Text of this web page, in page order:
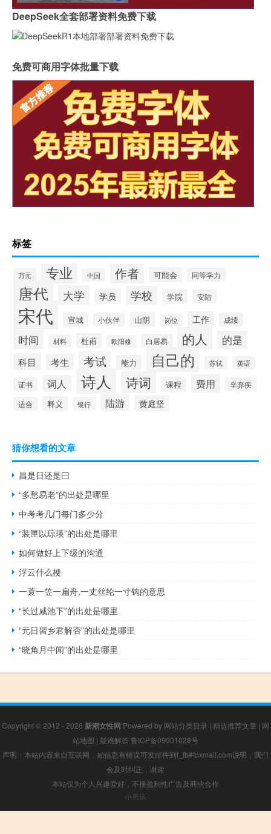
DeepSeek全套部署资料免费下载
免费可商用字体批量下载
标签
万元 专业 中国 作者 可能会 同等学力
唐代 大学 学员 学校 学院 安陆
宋代 宣城 小伙伴 山阴 岗位 工作 成绩
时间 材料 杜甫 欧阳修 白居易 的人 的是
科目 考生 考试 能力 自己的 苏轼 英语
证书 词人 诗人 诗词 课程 费用
辛弃疾
适合
释义 银行 陆游 黄庭坚
猜你想看的文章
昌是日还是曰
“多愁易老”的出处是哪里
中考考几门每门多少分
“装匣以琼瑛”的出处是哪里
如何做好上下级的沟通
浮云什么梗
一蓑一笠一扁舟,一丈丝纶一寸钩的意思
“长过咸池下”的出处是哪里
“元日習乡君解否”的出处是哪里
“晓角月中闻”的出处是哪里
Copyright © 2012 - 2026 新潮女性网 Powered by 网站分类目录 | 精选推荐文章 | 网
站地图 | 疑难解答 鲁ICP备09001028号
声明：本站内容来自互联网，如信息有错误可发邮件到f_fb#foxmail.com说明，我们
会及时纠正，谢谢
本站仅为个人兴趣爱好，不接盈利性广告及商业合作
小男孩